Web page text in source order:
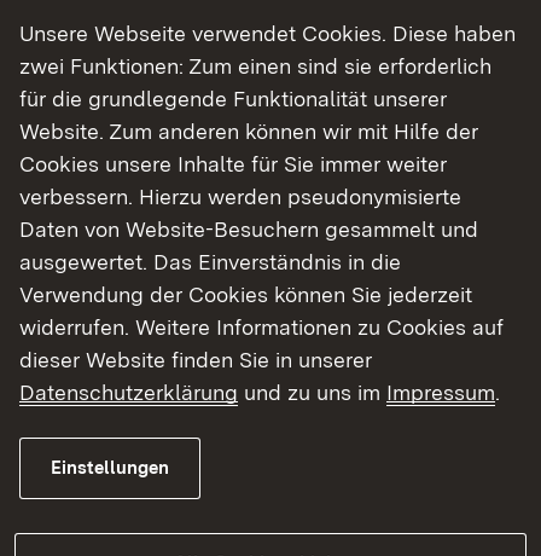
HGK Logistics and Intermodal
GmbH
Peter Kwasny GmbH
SAINT-GOBAIN ISOVER G+H AG
Themenübersicht
Themenübersicht
Unsere Webseite verwendet Cookies. Diese haben
zwei Funktionen: Zum einen sind sie erforderlich
für die grundlegende Funktionalität unserer
Website. Zum anderen können wir mit Hilfe der
Cookies unsere Inhalte für Sie immer weiter
verbessern. Hierzu werden pseudonymisierte
Daten von Website-Besuchern gesammelt und
ausgewertet. Das Einverständnis in die
Verwendung der Cookies können Sie jederzeit
widerrufen. Weitere Informationen zu Cookies auf
dieser Website finden Sie in unserer
Datenschutzerklärung und zu uns im Impressum.
Einstellungen